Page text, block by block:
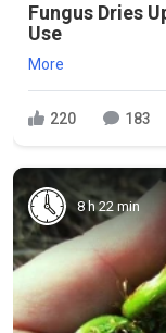
Fungus Dries
Use
More
220 183
8 h 22 min